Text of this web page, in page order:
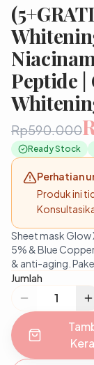
Peptide
Rp590.000
Ready Stock
Perhatian
Produk ini
Sheet mask Glow
5% & Blue
& anti-aging.
Jumlah